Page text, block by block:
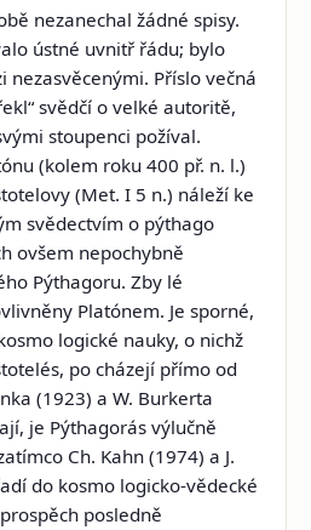
nezanechal žádné spisy.
ústné uvnitř řádu; bylo
nezasvěcenými. Příslo večná
svědčí o velké autoritě,
stoupenci požíval.
(kolem roku 400 př. n. l.)
(Met. I 5 n.) náleží ke
svědectvím o pýthago
ovšem nepochybně
Pýthagoru. Zby lé
Platónem. Je sporné,
logické nauky, o nichž
po cházejí přímo od
(1923) a W. Burkerta
je Pýthagorás výlučně
Ch. Kahn (1974) a J.
do kosmo logicko-vědecké
posledně